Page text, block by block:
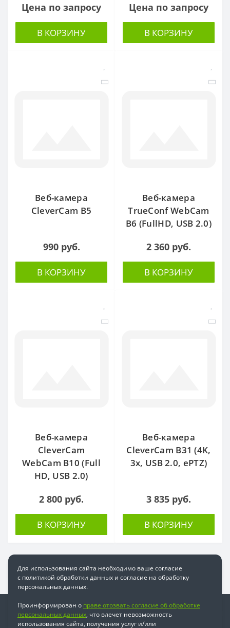
Цена по запросу
В КОРЗИНУ
Цена по запросу
В КОРЗИНУ
Веб-камера
CleverCam B5
990 руб.
В КОРЗИНУ
Веб-камера
TrueConf WebCam
B6 (FullHD, USB 2.0)
2 360 руб.
В КОРЗИНУ
Веб-камера
CleverCam
WebCam B10 (Full
HD, USB 2.0)
2 800 руб.
В КОРЗИНУ
Веб-камера
CleverCam B31 (4K,
3x, USB 2.0, ePTZ)
3 835 руб.
В КОРЗИНУ
Для использования сайта необходимо ваше согласие
с политикой обработки данных и согласие на обработку
персональных данных.
Проинформирован о праве отозвать согласие об обработке
персональных данных, что влечет невозможность
использования сайта, получения услуг и/или
Информация